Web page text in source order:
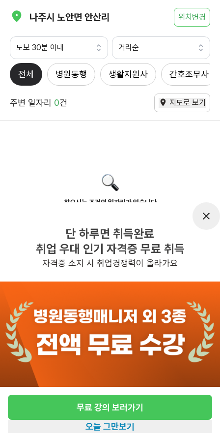
나주시 노안면 안산리 위치변경
도보 30분 이내 거리순
전체 병원동행 생활지원사 간호조무사
주변 일자리 0건 지도로 보기
찾으시는 조건의 일자리가 없습니다
반경 3KM 이내의 일자리 확인하기
단 하루면 취득완료
취업 우대 인기 자격증 무료 취득
자격증 소지 시 취업경쟁력이 올라가요
무료 강의 보러가기
오늘 그만보기